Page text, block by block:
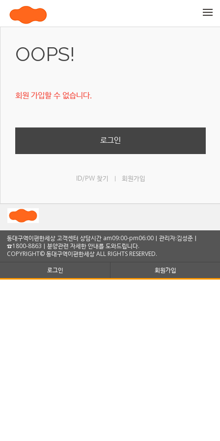
OOPS!
회원 가입할 수 없습니다.
로그인
ID/PW 찾기 회원가입
동대구역이편한세상 고객센터 상담시간 am09:00-pm06:00ㅣ관리자:김성준ㅣ
☎1800-8863ㅣ분양관련 자세한 안내를 도와드립니다.
COPYRIGHT© 동대구역이편한세상 ALL RIGHTS RESERVED.
로그인
회원가입